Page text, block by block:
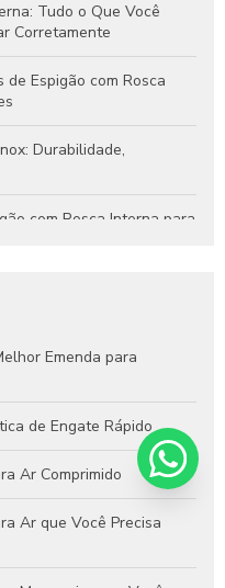
Tudo o Que Você
Corretamente
Espigão com Rosca
Durabilidade,
com Rosca Interna para
e Dicas para
Benefícios, Usos e
Emenda para
de Engate Rápido
Ar Comprimido
Ar que Você Precisa